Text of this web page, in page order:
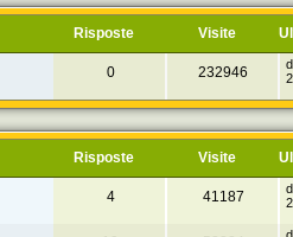
Risposte Visite
0 232946
Risposte Visite
4 41187